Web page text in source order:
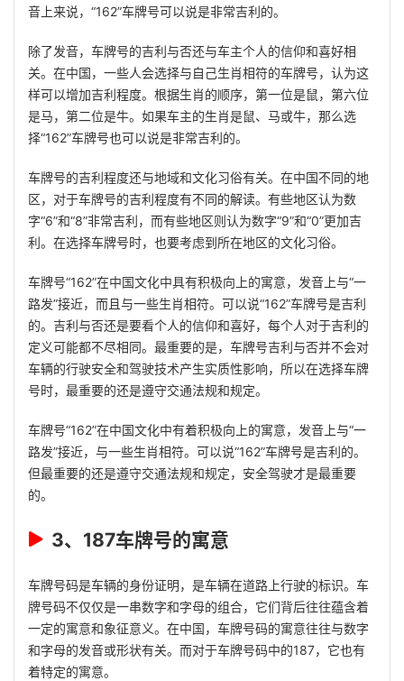
音上来说，“162”车牌号可以说是非常吉利的。
除了发音，车牌号的吉利与否还与车主个人的信仰和喜好相
关。在中国，一些人会选择与自己生肖相符的车牌号，认为这
样可以增加吉利程度。根据生肖的顺序，第一位是鼠，第六位
是马，第二位是牛。如果车主的生肖是鼠、马或牛，那么选
择“162”车牌号也可以说是非常吉利的。
车牌号的吉利程度还与地域和文化习俗有关。在中国不同的地
区，对于车牌号的吉利程度有不同的解读。有些地区认为数
字“6”和“8”非常吉利，而有些地区则认为数字“9”和“0”更加吉
利。在选择车牌号时，也要考虑到所在地区的文化习俗。
车牌号“162”在中国文化中具有积极向上的寓意，发音上与“一
路发”接近，而且与一些生肖相符。可以说“162”车牌号是吉利
的。吉利与否还是要看个人的信仰和喜好，每个人对于吉利的
定义可能都不尽相同。最重要的是，车牌号吉利与否并不会对
车辆的行驶安全和驾驶技术产生实质性影响，所以在选择车牌
号时，最重要的还是遵守交通法规和规定。
车牌号“162”在中国文化中有着积极向上的寓意，发音上与“一
路发”接近，与一些生肖相符。可以说“162”车牌号是吉利的。
但最重要的还是遵守交通法规和规定，安全驾驶才是最重要
的。
3、187车牌号的寓意
车牌号码是车辆的身份证明，是车辆在道路上行驶的标识。车
牌号码不仅仅是一串数字和字母的组合，它们背后往往蕴含着
一定的寓意和象征意义。在中国，车牌号码的寓意往往与数字
和字母的发音或形状有关。而对于车牌号码中的187，它也有
着特定的寓意。